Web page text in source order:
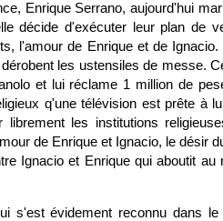
Enrique Serrano, aujourd'hui
décide d'exécuter leur plan de
l'amour de Enrique et de
les ustensiles de messe.
et lui réclame 1 million de
q'une télévision est prête à
les institutions
de Enrique et Ignacio, le désir
Ignacio et Enrique qui aboutit au
s'est évidement reconnu dans